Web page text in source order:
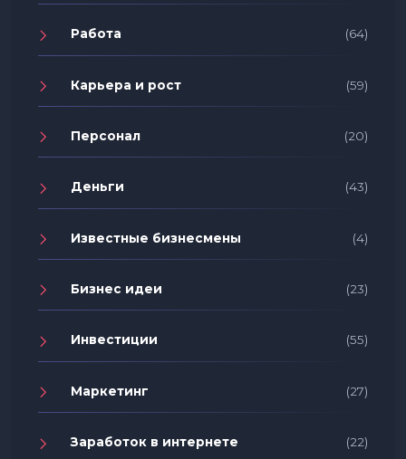
Работа (64)
Карьера и рост (59)
Персонал (20)
Деньги (43)
Известные бизнесмены (4)
Бизнес идеи (23)
Инвестиции (55)
Маркетинг (27)
Заработок в интернете (22)